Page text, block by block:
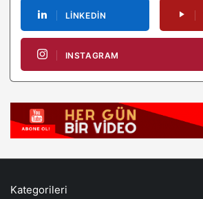
LINKEDIN
INSTAGRAM
Kategorileri